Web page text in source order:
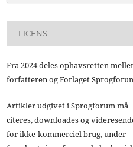
LICENS
Fra 2024 deles ophavsretten
forfatteren og Forlaget
Artikler udgivet i Sprogforum må
citeres, downloades og
for ikke-kommerciel brug, under